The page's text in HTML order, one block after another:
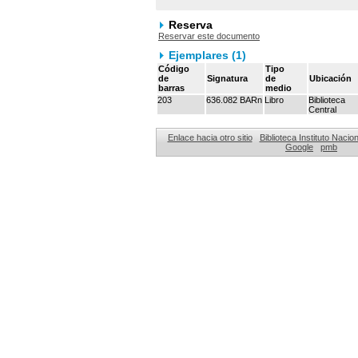
Reserva
Reservar este documento
Ejemplares (1)
Código
de
barras
Signatura
Tipo
de
medio
Ubicación
203 636.082 BARn Libro
Biblioteca
Central
Enlace hacia otro sitio
Biblioteca Instituto
Google
pmb